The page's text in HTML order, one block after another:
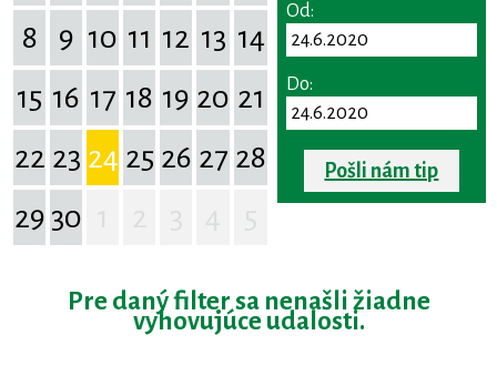
8
9 10 11 12 13 14
15 16 17 18 19 20 21
22 23 24 25 26 27 28
29 30
Od:
Do:
Pošli nám tip
Pre daný filter sa nenašli žiadne
vyhovujúce udalosti.